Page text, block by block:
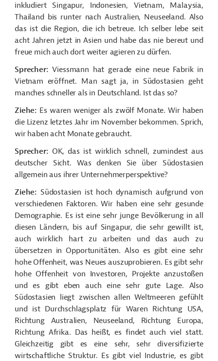
inkludiert Singapur, Indonesien, Vietnam, Malaysia,
Thailand bis runter nach Australien, Neuseeland. Also
das ist die Region, die ich betreue. Ich selber lebe seit
acht Jahren jetzt in Asien und habe das nie bereut und
freue mich auch dort weiter agieren zu dürfen.
Sprecher: Viessmann hat gerade eine neue Fabrik in
Vietnam eröffnet. Man sagt ja, in Südostasien geht
manches schneller als in Deutschland. Ist das so?
Ziehe: Es waren weniger als zwölf Monate. Wir haben
die Lizenz letztes Jahr im November bekommen. Sprich,
wir haben acht Monate gebraucht.
Sprecher: OK, das ist wirklich schnell, zumindest aus
deutscher Sicht. Was denken Sie über Südostasien
allgemein aus ihrer Unternehmerperspektive?
Ziehe: Südostasien ist hoch dynamisch aufgrund von
verschiedenen Faktoren. Wir haben eine sehr gesunde
Demographie. Es ist eine sehr junge Bevölkerung in all
diesen Ländern, bis auf Singapur, die sehr gewillt ist,
auch wirklich hart zu arbeiten und das auch zu
übersetzen in Opportunitäten. Also es gibt eine sehr
hohe Offenheit, was Neues auszuprobieren. Es gibt sehr
hohe Offenheit von Investoren, Projekte anzustoßen
und es gibt eben auch eine sehr gute Lage. Also
Südostasien liegt zwischen allen Weltmeeren gefühlt
und ist Durchschlagsplatz für Waren Richtung USA,
Richtung Australien, Neuseeland, Richtung Europa,
Richtung Afrika. Das heißt, es findet auch viel statt.
Gleichzeitig gibt es eine sehr, sehr diversifizierte
wirtschaftliche Struktur. Es gibt viel Industrie, es gibt